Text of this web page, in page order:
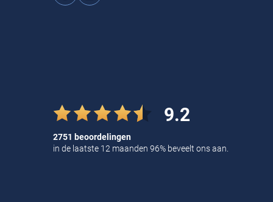
9.2
2751 beoordelingen
in de laatste 12 maanden 96% beveelt ons aan.